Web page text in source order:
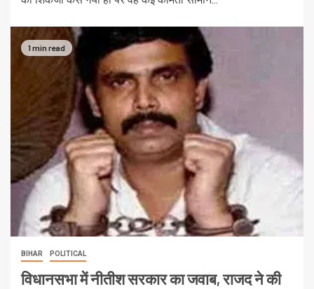
1 min read
BIHAR POLITICAL
विधानसभा में नीतीश सरकार का जवाब, राजद ने की